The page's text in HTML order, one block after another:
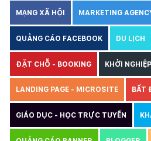
MẠNG XÃ HỘI MARKETING
QUẢNG CÁO FACEBOOK DU LỊCH
ĐẶT CHỖ - BOOKING KHỞI
LANDING PAGE - MICROSITE BẤT
GIÁO DỤC - HỌC TRỰC TUYẾN
Quý khách vui lòng đăng
quản lý dự án để theo
Website: